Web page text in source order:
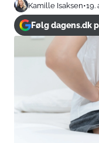
Kamille Isaksen•19.
Følg dagens.dk